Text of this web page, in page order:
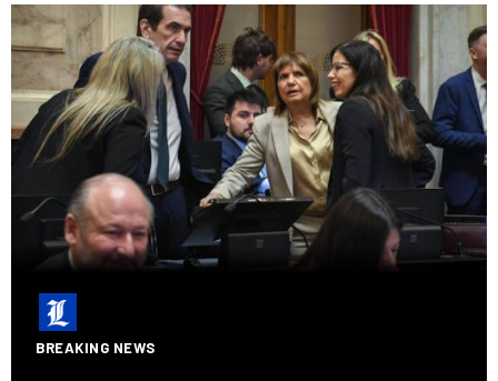
BREAKING NEWS